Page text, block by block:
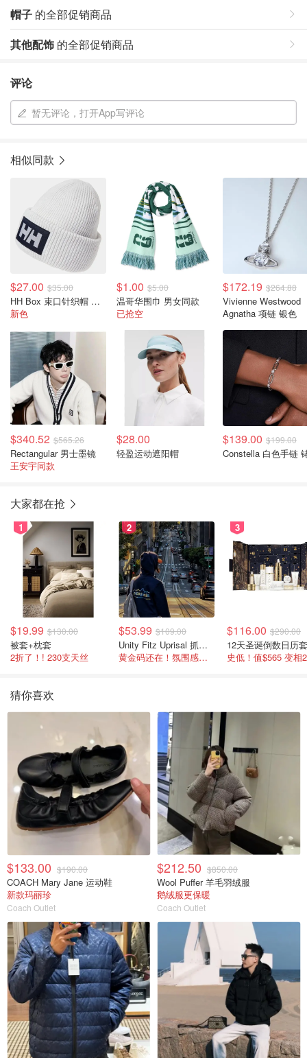
帽子 的全部促销商品
其他配饰 的全部促销商品
评论
暂无评论，打开App写评论
相似同款
$27.00 $35.00
HH Box 束口针织帽 男女同款
新色
$1.00 $5.00
温哥华围巾 男女同款
已抢空
$172.19 $264.88
Vivienne Westwood
Agnatha 项链 银色
$340.52 $565.26
Rectangular 男士墨镜
王安宇同款
$28.00
轻盈运动遮阳帽
$139.00 $199.00
Constella 白色手链
大家都在抢
1
$19.99 $130.00
被套+枕套
2折了！! 230支天丝
2
$53.99 $109.00
Unity Fitz Uprisal 抓绒卫衣
黄金码还在！氛围感之神
3
$116.00 $290.00
12天圣诞倒数日历
史低！值$565 变相
猜你喜欢
$133.00 $190.00
COACH Mary Jane 运动鞋
新款玛丽珍
Coach Outlet
$212.50 $850.00
Wool Puffer 羊毛羽绒服
鹅绒服更保暖
Coach Outlet